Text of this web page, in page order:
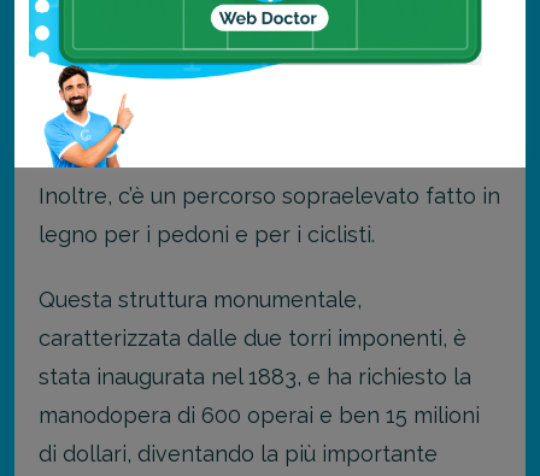
Dispone di sei corsie automobilistiche, tre
per ogni senso di marcia, ma non dispone di
binari per la metropolitana, a differenza del
ponte di Manhattan.
Inoltre, c’è un percorso sopraelevato fatto in
legno per i pedoni e per i ciclisti.
Questa struttura monumentale,
caratterizzata dalle due torri imponenti, è
stata inaugurata nel 1883, e ha richiesto la
manodopera di 600 operai e ben 15 milioni
di dollari, diventando la più importante